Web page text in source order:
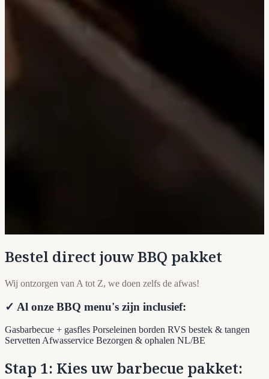
Bestel direct jouw BBQ pakket
Wij ontzorgen van A tot Z, we doen zelfs de afwas!
✓ Al onze BBQ menu's zijn inclusief:
Gasbarbecue + gasfles Porseleinen borden RVS bestek & tangen
ServettenAfwasservice Bezorgen & ophalen NL/BE
Stap 1: Kies uw barbecue pakket: